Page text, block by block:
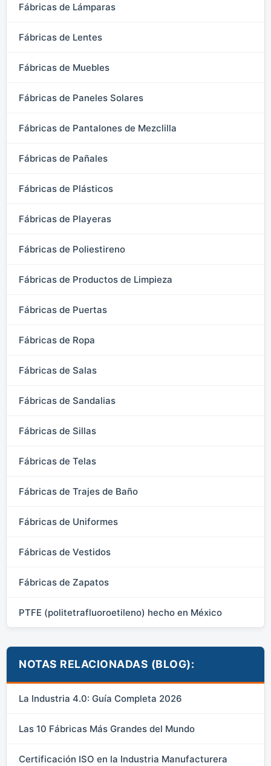
Fábricas de Lámparas
Fábricas de Lentes
Fábricas de Muebles
Fábricas de Paneles Solares
Fábricas de Pantalones de Mezclilla
Fábricas de Pañales
Fábricas de Plásticos
Fábricas de Playeras
Fábricas de Poliestireno
Fábricas de Productos de Limpieza
Fábricas de Puertas
Fábricas de Ropa
Fábricas de Salas
Fábricas de Sandalias
Fábricas de Sillas
Fábricas de Telas
Fábricas de Trajes de Baño
Fábricas de Uniformes
Fábricas de Vestidos
Fábricas de Zapatos
PTFE (politetrafluoroetileno) hecho en México
NOTAS RELACIONADAS (BLOG):
La Industria 4.0: Guía Completa 2026
Las 10 Fábricas Más Grandes del Mundo
Certificación ISO en la Industria Manufacturera